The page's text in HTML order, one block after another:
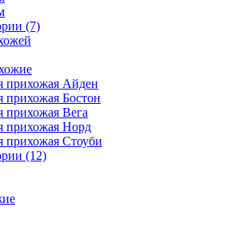
(7)
прихожая Айден
прихожая Бостон
прихожая Вега
прихожая Норд
прихожая Стоуби
(12)